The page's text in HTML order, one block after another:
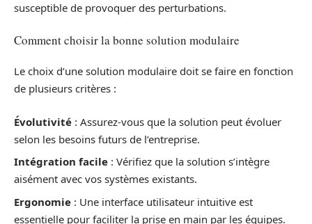
susceptible de provoquer des perturbations.
Comment choisir la bonne solution modulaire
Le choix d’une solution modulaire doit se faire en fonction
de plusieurs critères :
Évolutivité : Assurez-vous que la solution peut évoluer
selon les besoins futurs de l’entreprise.
Intégration facile : Vérifiez que la solution s’intègre
aisément avec vos systèmes existants.
Ergonomie : Une interface utilisateur intuitive est
essentielle pour faciliter la prise en main par les équipes.